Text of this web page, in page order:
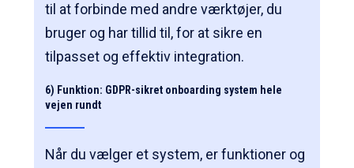
til at forbinde med andre værktøjer, du
bruger og har tillid til, for at sikre en
tilpasset og effektiv integration.
6) Funktion: GDPR-sikret onboarding system hele
vejen rundt
Når du vælger et system, er funktioner og